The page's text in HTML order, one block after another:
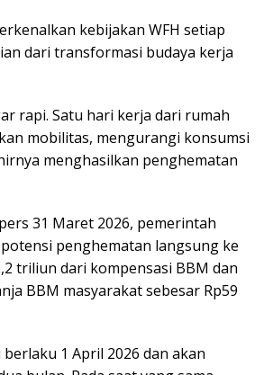
kebijakan WFH setiap
dari transformasi budaya kerja
rapi. Satu hari kerja dari rumah
mobilitas, mengurangi konsumsi
menghasilkan penghematan
31 Maret 2026, pemerintah
penghematan langsung ke
triliun dari kompensasi BBM dan
BBM masyarakat sebesar Rp59
1 April 2026 dan akan